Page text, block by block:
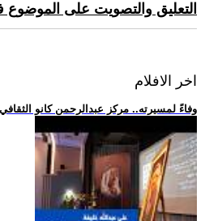
التعليق والتصويت على الموضوع
اخر الافلام
.. وفاءً لمسيرته.. مركز عبدالرحمن كانو